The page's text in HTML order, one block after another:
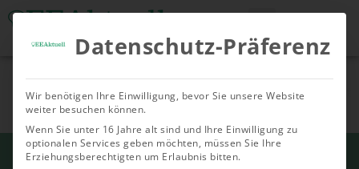
Nachhaltige
Investments
Allgemein Bioenergie
Datenschutz-Präferenz
Wir benötigen Ihre Einwilligung, bevor Sie unsere Website
weiter besuchen können.
Wenn Sie unter 16 Jahre alt sind und Ihre Einwilligung zu
optionalen Services geben möchten, müssen Sie Ihre
Erziehungsberechtigten um Erlaubnis bitten.